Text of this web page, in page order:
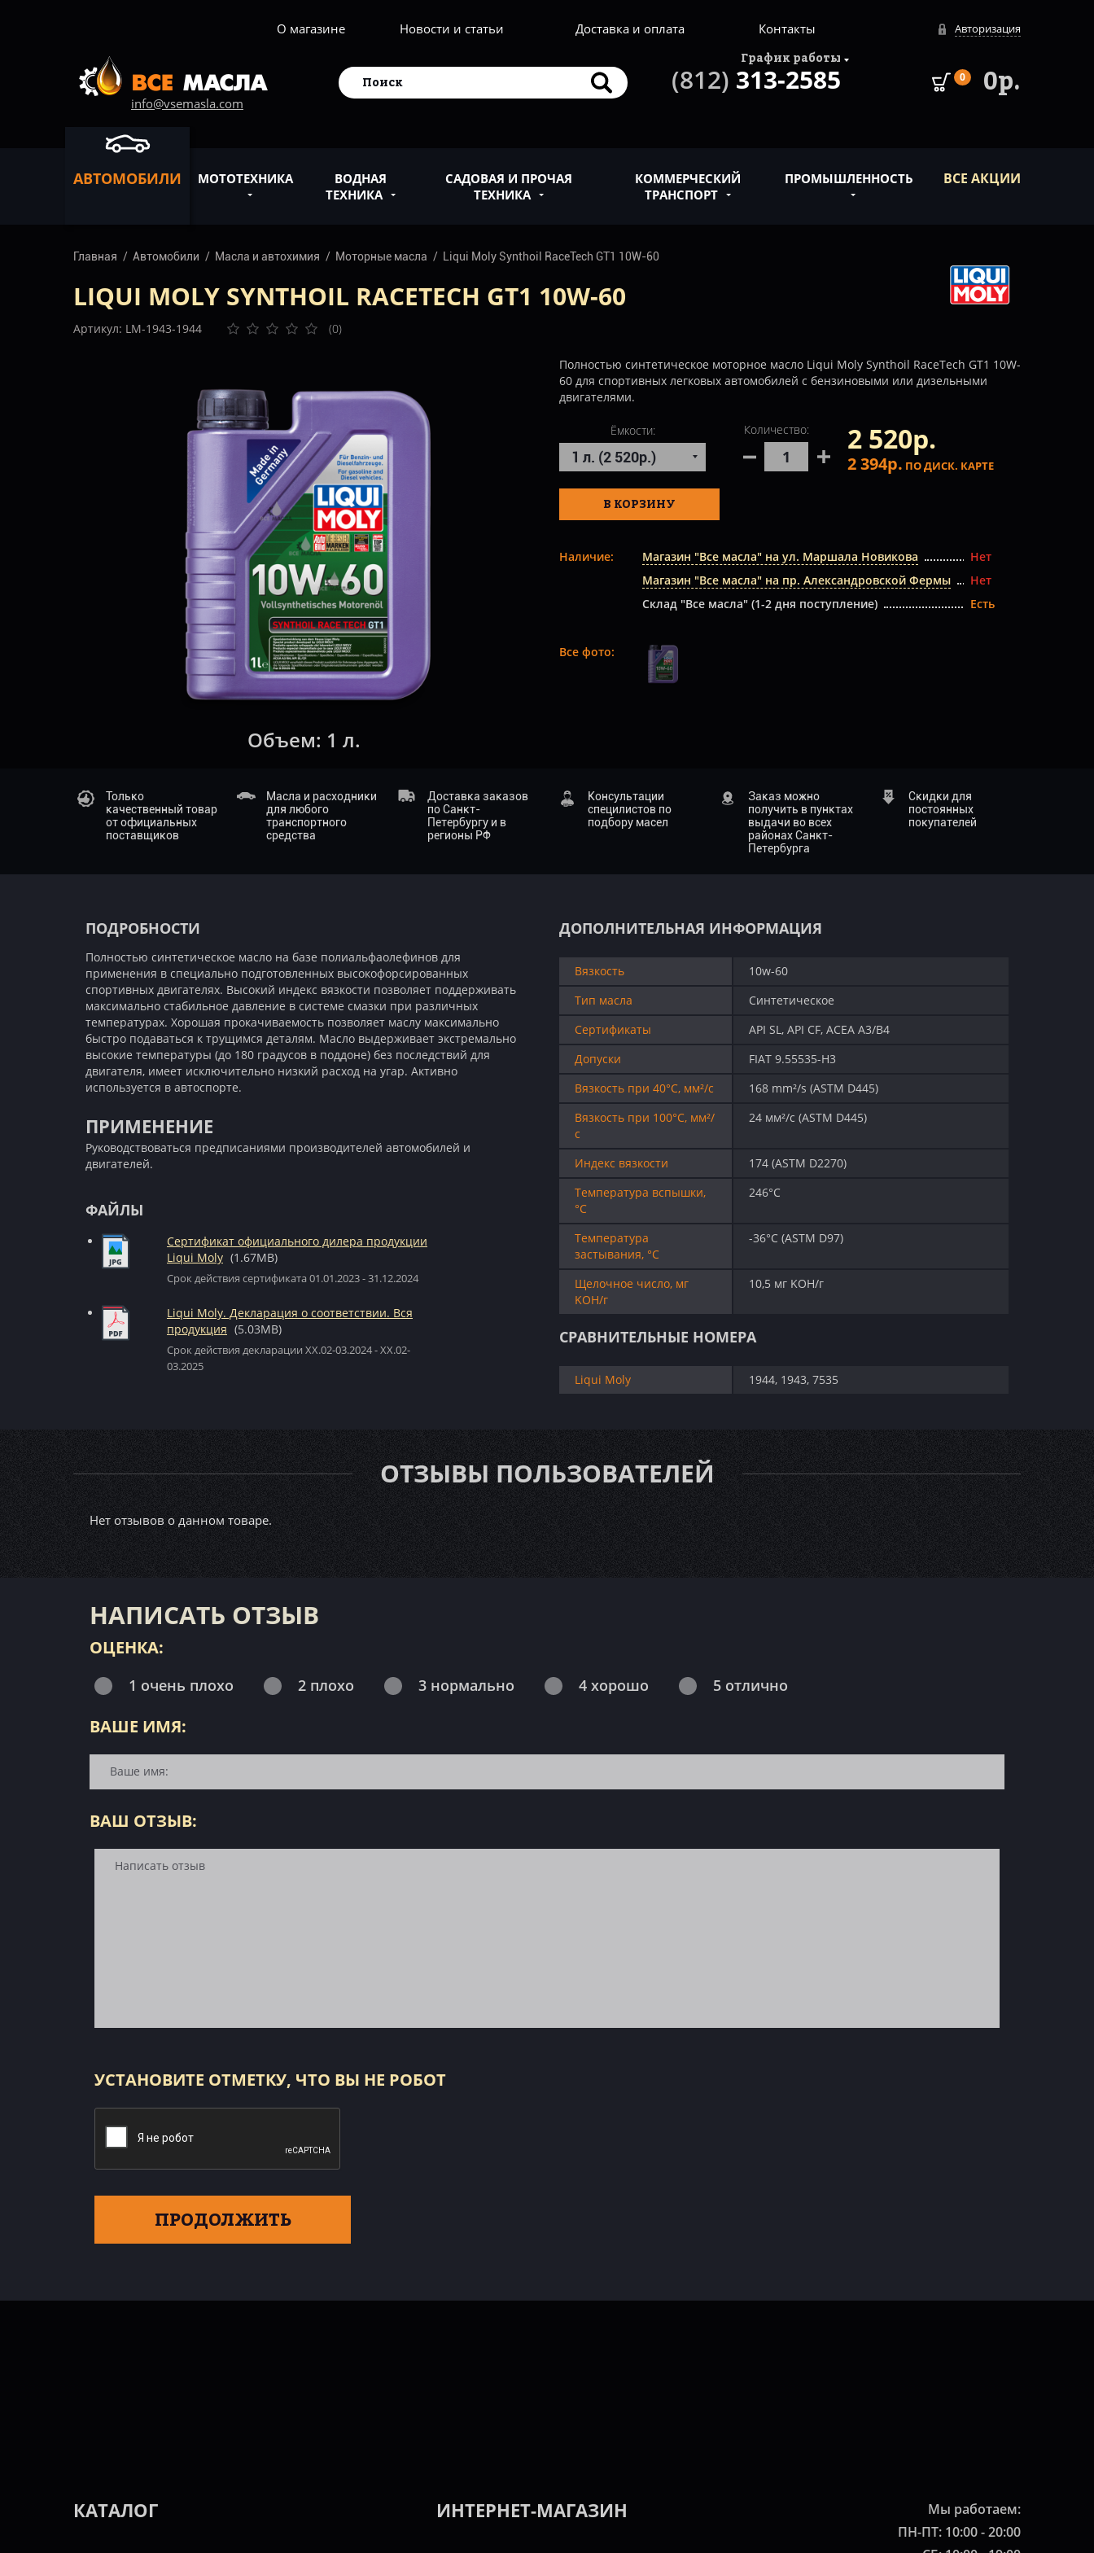
Авторизация
О магазине Новости и статьи Доставка и оплата Контакты
info@vsemasla.com
0 0р.
График работы
(812) 313-2585
АВТОМОБИЛИ МОТОТЕХНИКА
ВОДНАЯ
ТЕХНИКА
САДОВАЯ И ПРОЧАЯ
ТЕХНИКА
КОММЕРЧЕСКИЙ
ТРАНСПОРТ
ПРОМЫШЛЕННОСТЬ ВСЕ АКЦИИ
Главная Автомобили Масла и автохимия Моторные масла Liqui Moly Synthoil RaceTech GT1 10W-60
LIQUI MOLY SYNTHOIL RACETECH GT1 10W-60
Артикул: LM-1943-1944 (0)
Объем: 1 л.
Полностью синтетическое моторное масло Liqui Moly Synthoil RaceTech GT1 10W-
60 для спортивных легковых автомобилей с бензиновыми или дизельными
двигателями.
Ёмкости: Количество: 2 520р.
2 394р. ПО ДИСК. КАРТЕ
В КОРЗИНУ
Наличие: Магазин "Все масла" на ул. Маршала Новикова
Нет
Магазин "Все масла" на пр. Александровской Фермы
Нет
Склад "Все масла" (1-2 дня поступление)
Есть
Все фото:
Только
качественный товар
от официальных
поставщиков
Масла и расходники
для любого
транспортного
средства
Доставка заказов
по Санкт-
Петербургу и в
регионы РФ
Консультации
специлистов по
подбору масел
Заказ можно
получить в пунктах
выдачи во всех
районах Санкт-
Петербурга
Скидки для
постоянных
покупателей
ПОДРОБНОСТИ
Полностью синтетическое масло на базе полиальфаолефинов для
применения в специально подготовленных высокофорсированных
спортивных двигателях. Высокий индекс вязкости позволяет поддерживать
максимально стабильное давление в системе смазки при различных
температурах. Хорошая прокачиваемость позволяет маслу максимально
быстро подаваться к трущимся деталям. Масло выдерживает экстремально
высокие температуры (до 180 градусов в поддоне) без последствий для
двигателя, имеет исключительно низкий расход на угар. Активно
используется в автоспорте.
ПРИМЕНЕНИЕ
Руководствоваться предписаниями производителей автомобилей и
двигателей.
ФАЙЛЫ
Сертификат официального дилера продукции
Liqui Moly (1.67MB)
Срок действия сертификата 01.01.2023 - 31.12.2024
Liqui Moly. Декларация о соответствии. Вся
продукция (5.03MB)
Срок действия декларации XX.02-03.2024 - XX.02-
03.2025
ДОПОЛНИТЕЛЬНАЯ ИНФОРМАЦИЯ
Вязкость
10w-60
Тип масла
Синтетическое
Сертификаты
API SL, API CF, ACEA A3/B4
Допуски
FIAT 9.55535-H3
Вязкость при 40°C, мм²/с
168 mm²/s (ASTM D445)
Вязкость при 100°C, мм²/
с
24 мм²/с (ASTM D445)
Индекс вязкости
174 (ASTM D2270)
Температура вспышки,
°C
246°C
Температура
застывания, °C
-36°C (ASTM D97)
Щелочное число, мг
KOH/г
10,5 мг KOH/г
СРАВНИТЕЛЬНЫЕ НОМЕРА
Liqui Moly 1944, 1943, 7535
ОТЗЫВЫ ПОЛЬЗОВАТЕЛЕЙ
Нет отзывов о данном товаре.
НАПИСАТЬ ОТЗЫВ
ОЦЕНКА:
1 очень плохо 2 плохо 3 нормально 4 хорошо 5 отлично
ВАШЕ ИМЯ:
ВАШ ОТЗЫВ:
УСТАНОВИТЕ ОТМЕТКУ, ЧТО ВЫ НЕ РОБОТ
ПРОДОЛЖИТЬ
КАТАЛОГ ИНТЕРНЕТ-МАГАЗИН
Мы работаем:
ПН-ПТ: 10:00 - 20:00